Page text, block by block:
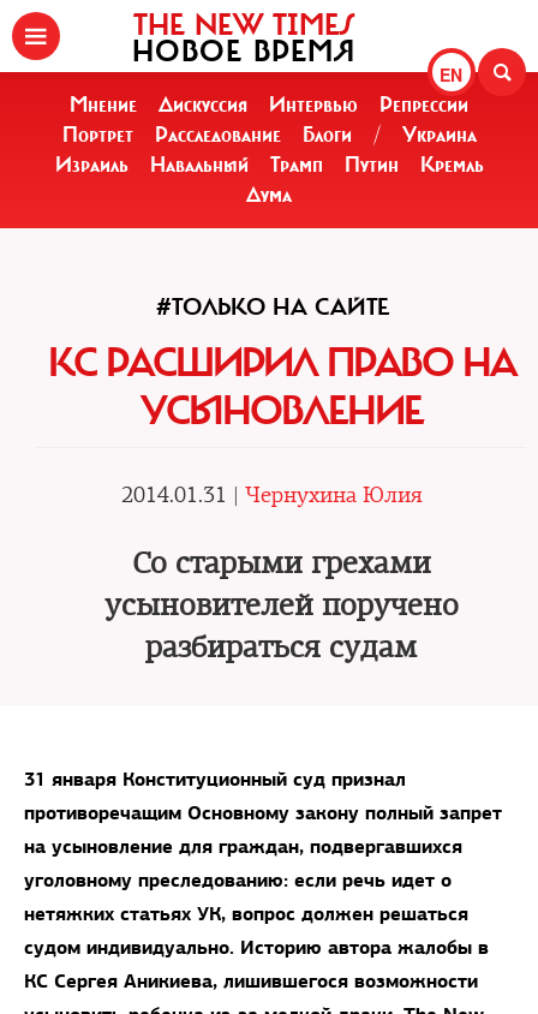
EN
THE NEW TIMES
НОВОЕ ВРЕМЯ
Мнение Дискуссия Интервью
Репрессии
Портрет
Расследование Блоги /
Украина
Израиль
Навальный Трамп Путин
Кремль
Дума
#ТОЛЬКО НА САЙТЕ
КС РАСШИРИЛ ПРАВО НА
УСЫНОВЛЕНИЕ
2014.01.31 | Чернухина Юлия
Со старыми грехами
усыновителей поручено
разбираться судам
31 января Конституционный суд признал
противоречащим Основному закону полный запрет
на усыновление для граждан, подвергавшихся
уголовному преследованию: если речь идет о
нетяжких статьях УК, вопрос должен решаться
судом индивидуально. Историю автора жалобы в
КС Сергея Аникиева, лишившегося возможности